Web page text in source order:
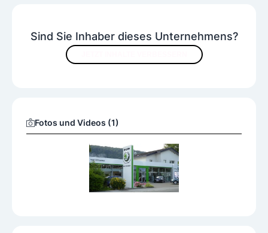
Sind Sie Inhaber dieses Unternehmens?
Fotos und Videos (1)